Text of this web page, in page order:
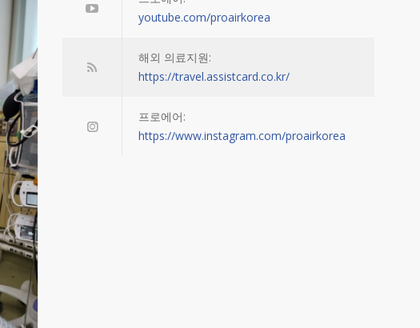
youtube.com/proairkorea
해외 의료지원:
https://travel.assistcard.co.kr/
프로에어:
https://www.instagram.com/proairkorea